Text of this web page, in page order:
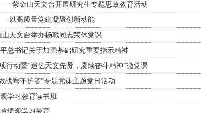
金山天文台开展研究生专题思政教育活动
高质量党建凝聚创新动能
文台举办杨戟同志荣休党课
总书记关于加强基础研究重要指示精神
行动暨“追忆天文先贤，赓续奋斗精神”微党课
战鹰守护者”专题党课主题党日活动
学习教育读书班